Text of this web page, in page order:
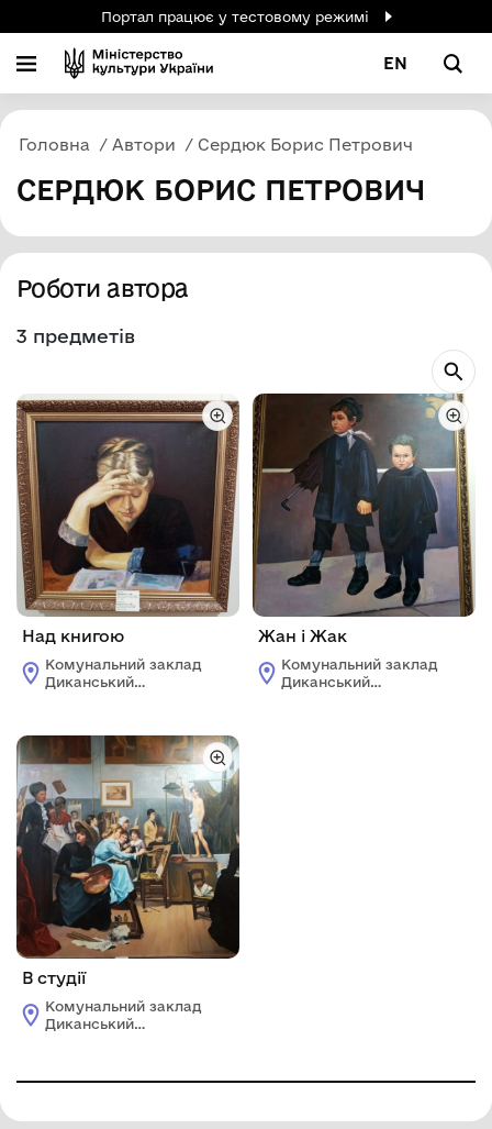
Портал працює у тестовому режимі
EN
Головна Автори Сердюк Борис Петрович
СЕРДЮК БОРИС ПЕТРОВИЧ
Роботи автора
3 предметів
Над книгою
Комунальний заклад
Диканський
ім. Д.М.Гармаша
Жан і Жак
Комунальний заклад
Диканський
В студії
Комунальний заклад
Диканський